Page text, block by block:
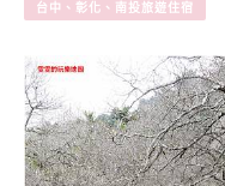
台中、彰化、南投旅遊住宿